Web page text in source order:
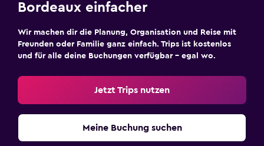
Bordeaux einfacher
Wir machen dir die Planung, Organisation und Reise mit
Freunden oder Familie ganz einfach. Trips ist kostenlos
und für alle deine Buchungen verfügbar – egal wo.
Jetzt Trips nutzen
Meine Buchung suchen